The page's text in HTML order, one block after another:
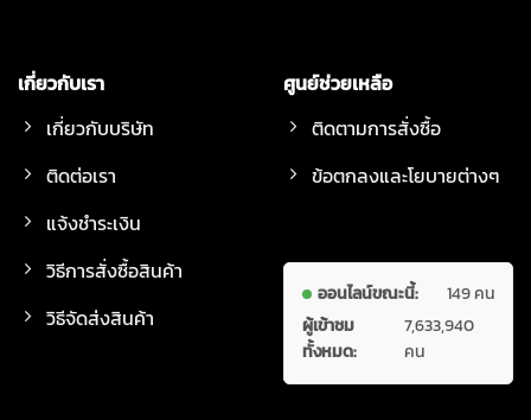
เกี่ยวกับเรา
เกี่ยวกับบริษัท
ติดต่อเรา
แจ้งชำระเงิน
วิธีการสั่งซื้อสินค้า
วิธีจัดส่งสินค้า
ศูนย์ช่วยเหลือ
ติดตามการสั่งซื้อ
ข้อตกลงและโยบายต่างๆ
ออนไลน์ขณะนี้:
149 คน
ผู้เข้าชม
ทั้งหมด:
7,633,940
คน